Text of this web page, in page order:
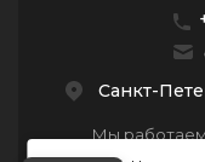
Санкт-
Мы работаем